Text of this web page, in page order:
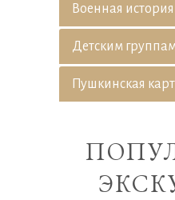
Военная история
Детским группам
Пушкинская